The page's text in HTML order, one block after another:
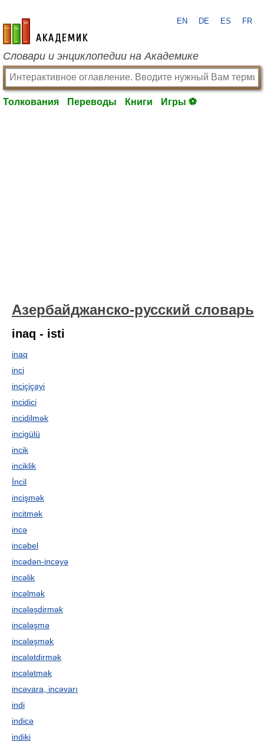
academic.ru
EN DE ES FR
Словари и энциклопедии на Академике
Толкования Переводы Книги Игры ⚽
Азербайджанско-русский словарь
inaq - isti
inaq
inci
inciçiçəyi
incidici
incidilmək
incigülü
incik
inciklik
İncil
incişmək
incitmək
incə
incəbel
incədən-incəyə
incəlik
incəlmək
incələşdirmək
incələşmə
incələşmək
incələtdirmək
incələtmək
incəvara, incəvarı
indi
indicə
indiki